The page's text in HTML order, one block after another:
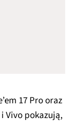
17 Pro oraz
Vivo pokazują,